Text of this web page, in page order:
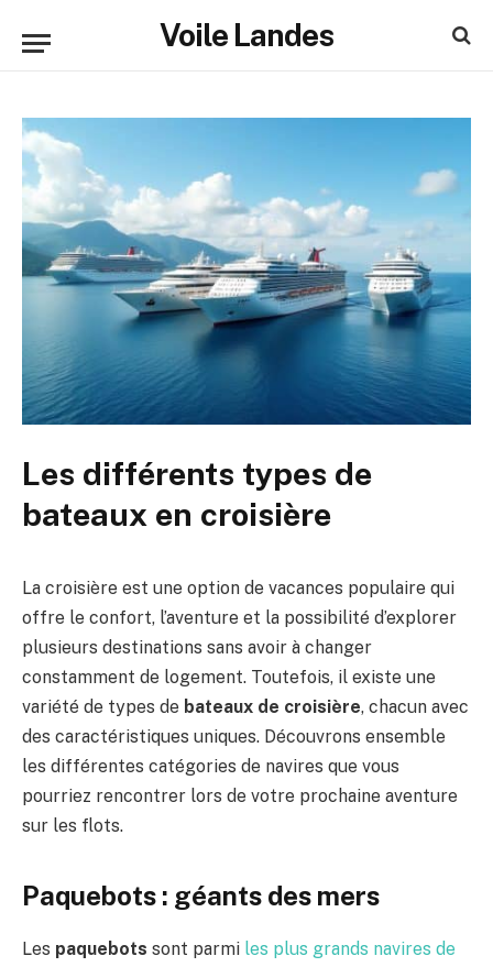
Voile Landes
Les différents types de
bateaux en croisière
La croisière est une option de vacances populaire qui
offre le confort, l’aventure et la possibilité d’explorer
plusieurs destinations sans avoir à changer
constamment de logement. Toutefois, il existe une
variété de types de bateaux de croisière, chacun avec
des caractéristiques uniques. Découvrons ensemble
les différentes catégories de navires que vous
pourriez rencontrer lors de votre prochaine aventure
sur les flots.
Paquebots : géants des mers
Les paquebots sont parmi les plus grands navires de